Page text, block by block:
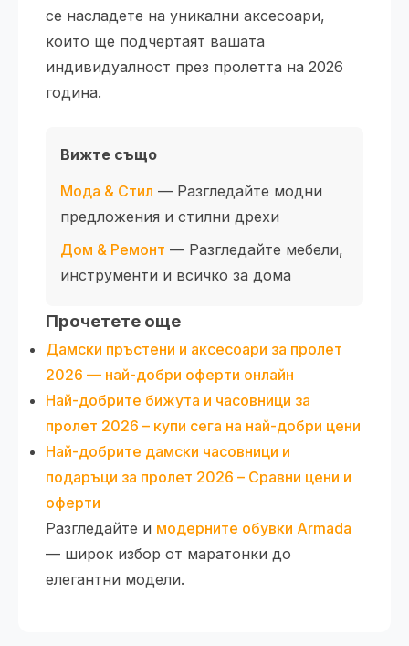
се насладете на уникални аксесоари,
които ще подчертаят вашата
индивидуалност през пролетта на 2026
година.
Вижте също
Мода & Стил — Разгледайте модни
предложения и стилни дрехи
Дом & Ремонт — Разгледайте мебели,
инструменти и всичко за дома
Прочетете още
Дамски пръстени и аксесоари за пролет
2026 — най-добри оферти онлайн
Най-добрите бижута и часовници за
пролет 2026 – купи сега на най-добри цени
Най-добрите дамски часовници и
подаръци за пролет 2026 – Сравни цени и
оферти
Разгледайте и модерните обувки Armada
— широк избор от маратонки до
елегантни модели.